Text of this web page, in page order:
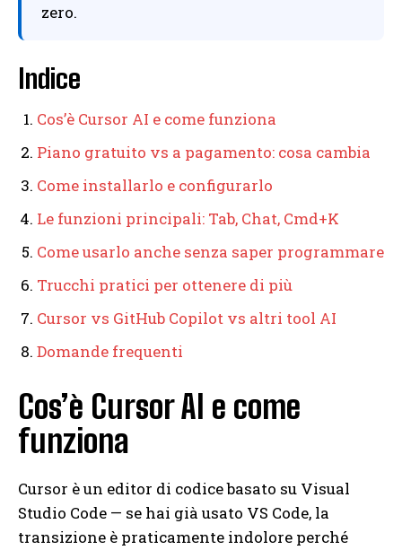
zero.
Indice
Cos’è Cursor AI e come funziona
Piano gratuito vs a pagamento: cosa cambia
Come installarlo e configurarlo
Le funzioni principali: Tab, Chat, Cmd+K
Come usarlo anche senza saper programmare
Trucchi pratici per ottenere di più
Cursor vs GitHub Copilot vs altri tool AI
Domande frequenti
Cos’è Cursor AI e come
funziona
Cursor è un editor di codice basato su Visual
Studio Code — se hai già usato VS Code, la
transizione è praticamente indolore perché